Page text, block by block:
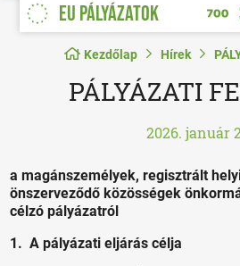
EU PÁLYÁZATOK
Kezdőlap Hírek
PÁLYÁZATI
2026. január
a magánszemélyek, regisztrált
önszerveződő közösségek
célzó pályázatról
1. A pályázati eljárás célja